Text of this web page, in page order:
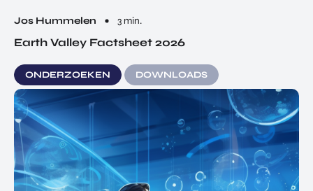
Jos Hummelen 3 min.
Earth Valley Factsheet 2026
ONDERZOEKEN DOWNLOADS